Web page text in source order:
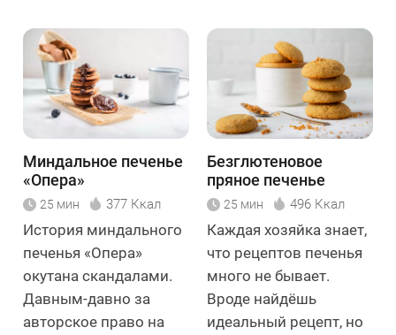
Миндальное печенье
«Опера»
25 мин 377 Ккал
История миндального
печенья «Опера»
окутана скандалами.
Давным-давно за
авторское право на
Безглютеновое
пряное печенье
25 мин 496 Ккал
Каждая хозяйка знает,
что рецептов печенья
много не бывает.
Вроде найдёшь
идеальный рецепт, но